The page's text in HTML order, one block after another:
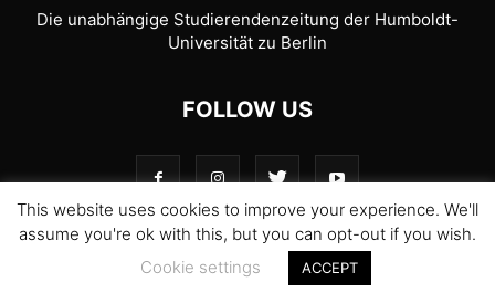
Die unabhängige Studierendenzeitung der Humboldt-
Universität zu Berlin
FOLLOW US
© 1989-2026 UnAufgefordert
This website uses cookies to improve your experience. We'll
assume you're ok with this, but you can opt-out if you wish.
Cookie settings
ACCEPT